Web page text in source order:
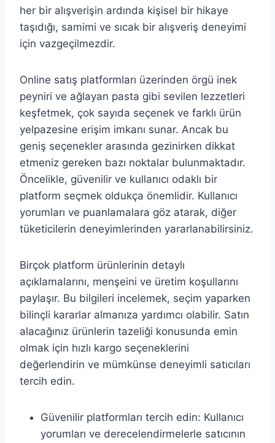
her bir alışverişin ardında kişisel bir hikaye
taşıdığı, samimi ve sıcak bir alışveriş deneyimi
için vazgeçilmezdir.
Online satış platformları üzerinden örgü inek
peyniri ve ağlayan pasta gibi sevilen lezzetleri
keşfetmek, çok sayıda seçenek ve farklı ürün
yelpazesine erişim imkanı sunar. Ancak bu
geniş seçenekler arasında gezinirken dikkat
etmeniz gereken bazı noktalar bulunmaktadır.
Öncelikle, güvenilir ve kullanıcı odaklı bir
platform seçmek oldukça önemlidir. Kullanıcı
yorumları ve puanlamalara göz atarak, diğer
tüketicilerin deneyimlerinden yararlanabilirsiniz.
Birçok platform ürünlerinin detaylı
açıklamalarını, menşeini ve üretim koşullarını
paylaşır. Bu bilgileri incelemek, seçim yaparken
bilinçli kararlar almanıza yardımcı olabilir. Satın
alacağınız ürünlerin tazeliği konusunda emin
olmak için hızlı kargo seçeneklerini
değerlendirin ve mümkünse deneyimli satıcıları
tercih edin.
Güvenilir platformları tercih edin: Kullanıcı
yorumları ve derecelendirmelerle satıcının